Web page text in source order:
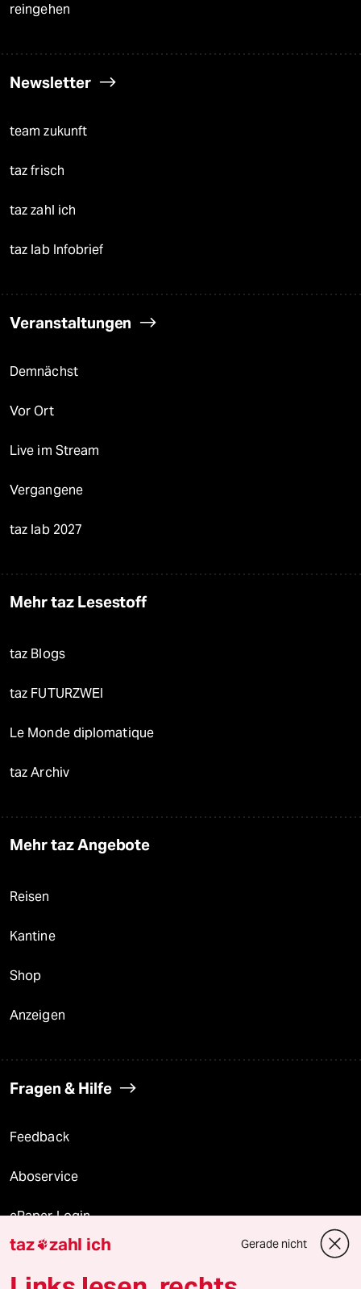
reingehen
Newsletter
team zukunft
taz frisch
taz zahl ich
taz lab Infobrief
Veranstaltungen
Demnächst
Vor Ort
Live im Stream
Vergangene
taz lab 2027
Mehr taz Lesestoff
taz Blogs
taz FUTURZWEI
Le Monde diplomatique
taz Archiv
Mehr taz Angebote
Reisen
Kantine
Shop
Anzeigen
Fragen & Hilfe
Feedback
Aboservice
ePaper Login
Downloads für Abonnierende
taz zahl ich Gerade nicht